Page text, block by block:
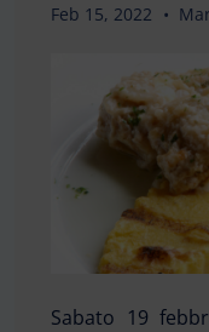
Feb 15, 2022
Sabato 19